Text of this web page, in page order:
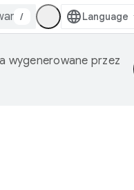
/
wygenerowane przez